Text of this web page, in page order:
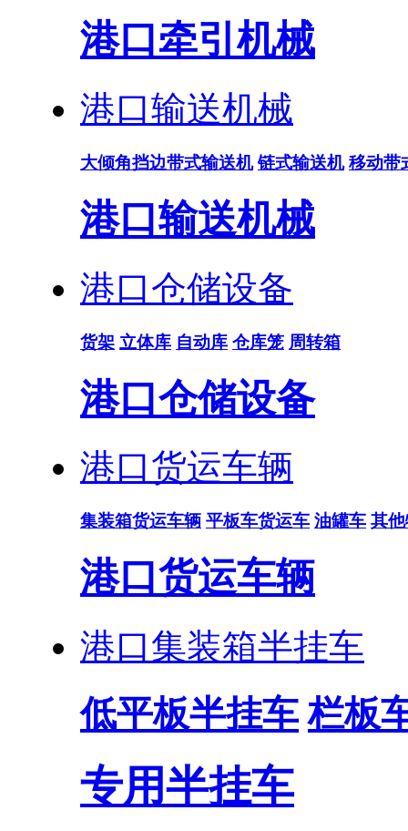
港口牵引机械
港口输送机械
大倾角挡边带式输送机 链式输送机 移动带
港口输送机械
港口仓储设备
货架 立体库 自动库 仓库笼 周转箱
港口仓储设备
港口货运车辆
集装箱货运车辆 平板车货运车 油罐车 其
港口货运车辆
港口集装箱半挂车
低平板半挂车 栏板
专用半挂车